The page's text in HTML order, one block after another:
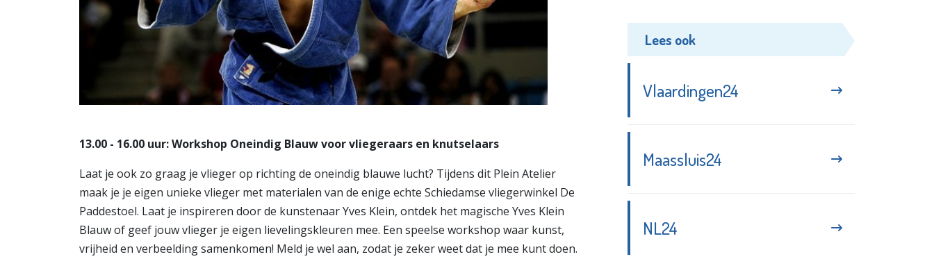
13.00 - 16.00 uur: Workshop Oneindig Blauw voor vliegeraars en knutselaars
​Laat je ook zo graag je vlieger op richting de oneindig blauwe lucht? Tijdens dit Plein Atelier
maak je je eigen unieke vlieger met materialen van de enige echte Schiedamse vliegerwinkel De
Paddestoel. Laat je inspireren door de kunstenaar Yves Klein, ontdek het magische Yves Klein
Blauw of geef jouw vlieger je eigen lievelingskleuren mee. Een speelse workshop waar kunst,
vrijheid en verbeelding samenkomen! Meld je wel aan, zodat je zeker weet dat je mee kunt doen.
Lees ook
Vlaardingen24
Maassluis24
NL24